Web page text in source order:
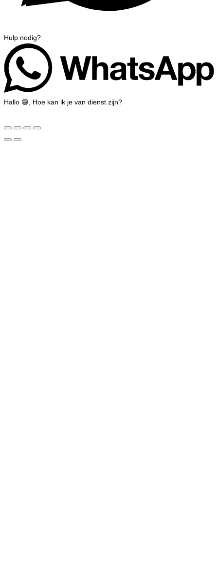
Hulp nodig?
Hallo 😄, Hoe kan ik je van dienst zijn?